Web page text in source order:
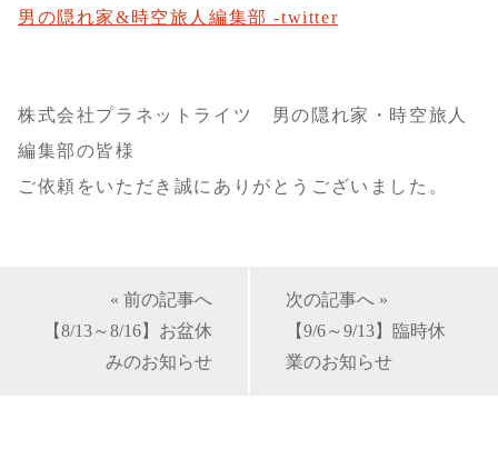
男の隠れ家&時空旅人編集部 -twitter
株式会社プラネットライツ 男の隠れ家・時空旅人
編集部の皆様
ご依頼をいただき誠にありがとうございました。
« 前の記事へ
【8/13～8/16】お盆休
みのお知らせ
次の記事へ »
【9/6～9/13】臨時休
業のお知らせ